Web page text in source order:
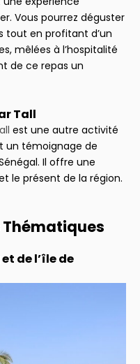
Vous pourrez déguster
tout en profitant d’un
mêlées à l’hospitalité
de ce repas un
Tall
est une autre activité
un témoignage de
Il offre une
le présent de la région.
Thématiques
de l’île de